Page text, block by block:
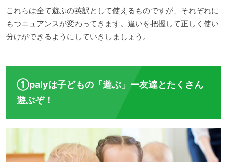
これらは全て遊ぶの英訳として使えるものですが、それぞれに
もつニュアンスが変わってきます。違いを把握して正しく使い
分けができるようにしていきしましょう。
①palyは子どもの「遊ぶ」ー友達とたくさん
遊ぶぞ！